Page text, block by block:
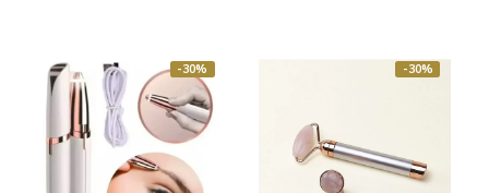
-30% -30%